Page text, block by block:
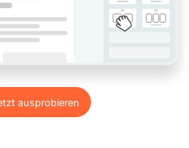
ausprobieren
ausprobieren